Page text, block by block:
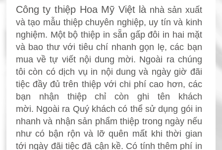
Công ty thiệp Hoa Mỹ Việt là nhà sản xuất
và tạo mẫu thiệp chuyên nghiệp, uy tín và kinh
nghiệm. Một bộ thiệp in sẵn gấp đôi in hai mặt
và bao thư với tiêu chí nhanh gọn lẹ, các bạn
mua về tự viết nội dung mời. Ngoài ra chúng
tôi còn có dịch vụ in nội dung và ngày giờ đãi
tiệc đầy đủ trên thiệp với chi phí cao hơn, các
bạn nhận thiệp chỉ còn ghi tên khách
mời. Ngoài ra Quý khách có thể sử dụng gói in
nhanh và nhận sản phẩm thiệp trong ngày nếu
như có bận rộn và lỡquên mất khi thời gian
tới ngày đãi tiệc đã cận kề. Có tính thêm phí in